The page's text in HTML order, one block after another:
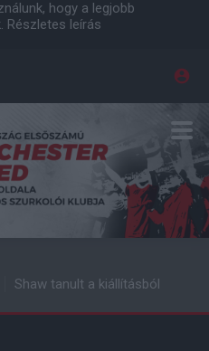
hogy a legjobb
Részletes leírás
Shaw tanult a kiállításból